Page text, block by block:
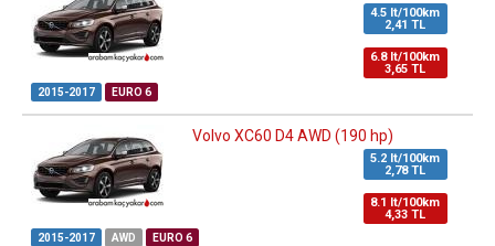
4.5 lt/100km
2,41 TL
6.8 lt/100km
3,65 TL
2015-2017 EURO 6
Volvo XC60 D4 AWD (190 hp)
5.2 lt/100km
2,78 TL
8.1 lt/100km
4,33 TL
2015-2017 AWD EURO 6